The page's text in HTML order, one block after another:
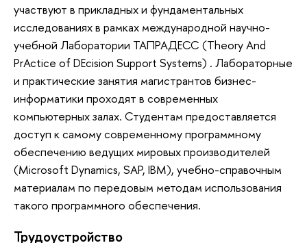
участвуют в прикладных и фундаментальных
исследованиях в рамках международной научно-
учебной Лаборатории ТАПРАДЕСС (Theory And
PrActice of DEcision Support Systems) . Лабораторные
и практические занятия магистрантов бизнес-
информатики проходят в современных
компьютерных залах. Студентам предоставляется
доступ к самому современному программному
обеспечению ведущих мировых производителей
(Мicrosoft Dynamics, SAP, IBM), учебно-справочным
материалам по передовым методам использования
такого программного обеспечения.
Трудоустройство